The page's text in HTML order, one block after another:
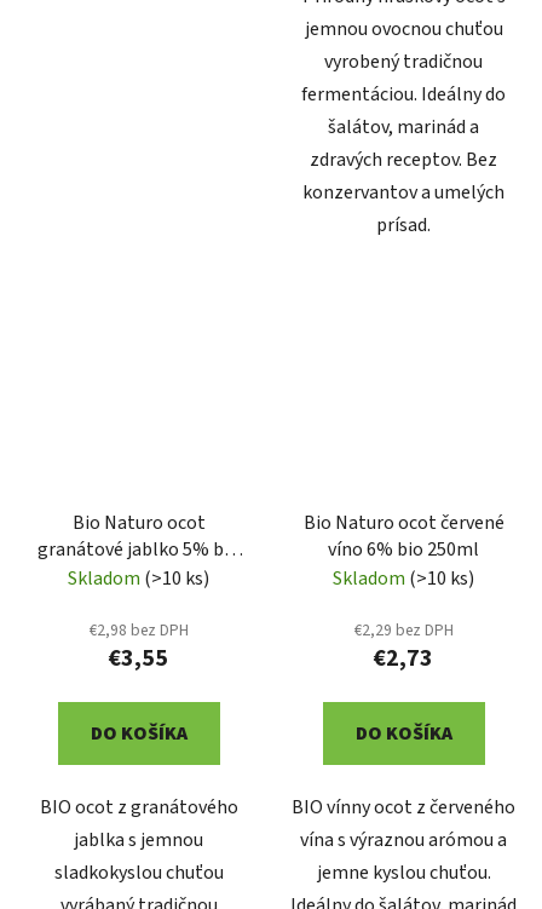
jemnou ovocnou chuťou
vyrobený tradičnou
fermentáciou. Ideálny do
šalátov, marinád a
zdravých receptov. Bez
konzervantov a umelých
prísad.
Bio Naturo ocot
granátové jablko 5% bio
250ml
Skladom (>10 ks)
€2,98 bez DPH
€3,55
DO KOŠÍKA
BIO ocot z granátového
jablka s jemnou
sladkokyslou chuťou
Bio Naturo ocot červené
víno 6% bio 250ml
Skladom (>10 ks)
€2,29 bez DPH
€2,73
DO KOŠÍKA
BIO vínny ocot z červeného
vína s výraznou arómou a
jemne kyslou chuťou.